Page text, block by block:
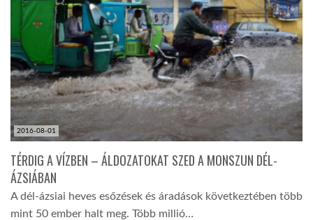
LATIMO.HU
GLOBOBOOK
2016-08-01
TÉRDIG A VÍZBEN – ÁLDOZATOKAT SZED A MONSZUN DÉL-
ÁZSIÁBAN
A dél-ázsiai heves esőzések és áradások következtében több
mint 50 ember halt meg. Több millió…